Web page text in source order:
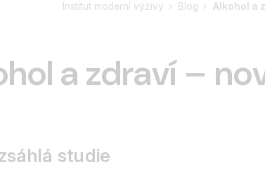
Institut moderní výživy Blog Alkohol a
a zdraví –
studie